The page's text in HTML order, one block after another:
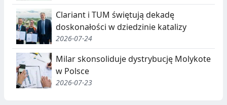
Clariant i TUM świętują dekadę
doskonałości w dziedzinie katalizy
2026-07-24
Milar skonsoliduje dystrybucję Molykote
w Polsce
2026-07-23